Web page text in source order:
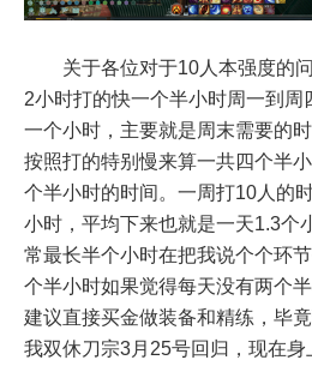
关于各位对于10人本强度的
2小时打的快一个半小时周一到周
一个小时，主要就是周末需要的
按照打的特别慢来算一共四个半
个半小时的时间。一周打10人的
小时，平均下来也就是一天1.3个
常最长半个小时在把我说个个环
个半小时如果觉得每天没有两个
建议直接买金做装备和精练，毕
我双休刀宗3月25号回归，现在